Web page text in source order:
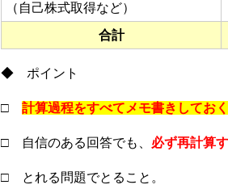
（自己株式取得など）
合計
◆ ポイント
□ 計算過程をすべてメモ書きしておく
□ 自信のある回答でも、 必ず再計算
□ とれる問題でとること。